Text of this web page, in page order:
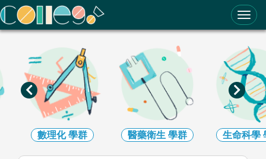
ColleGo! 大學選才與高中育才輔助系統
數理化學群 醫藥衛生 學群 生命科學